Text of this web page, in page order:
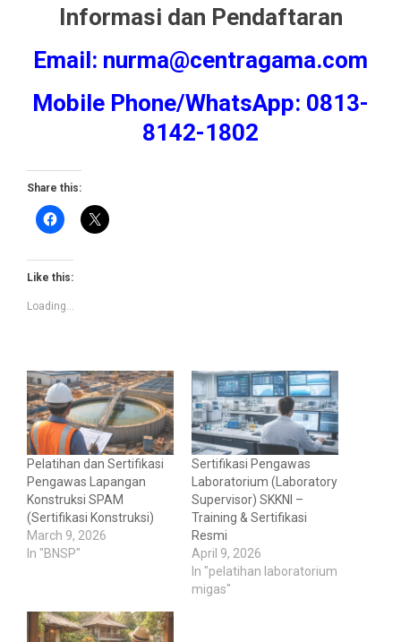
Informasi dan Pendaftaran
Email: nurma@centragama.com
Mobile Phone/WhatsApp: 0813-
8142-1802
Share this:
Like this:
Loading...
Pelatihan dan Sertifikasi
Pengawas Lapangan
Konstruksi SPAM
(Sertifikasi Konstruksi)
March 9, 2026
In "BNSP"
Sertifikasi Pengawas
Laboratorium (Laboratory
Supervisor) SKKNI –
Training & Sertifikasi
Resmi
April 9, 2026
In "pelatihan laboratorium
migas"